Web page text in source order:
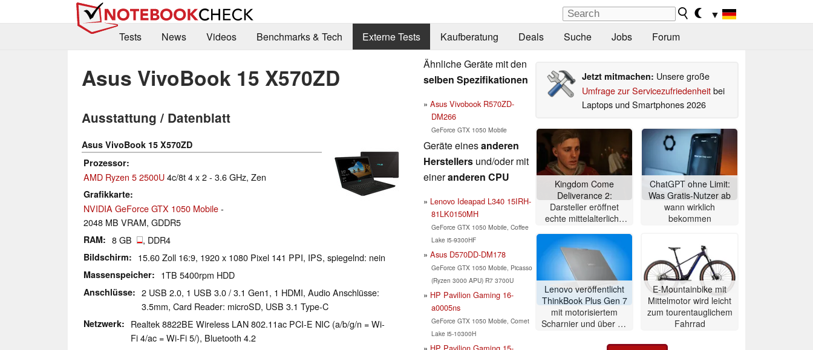
▼
Tests
News Videos Benchmarks & Tech Externe Tests Kaufberatung Deals Suche Jobs Forum
Asus VivoBook 15 X570ZD
Ausstattung / Datenblatt
Asus VivoBook 15 X570ZD
Prozessor
AMD Ryzen 5 2500U4c/8t 4 x 2 - 3.6 GHz, Zen
Grafikkarte
NVIDIA GeForce GTX 1050 Mobile-
2048 MB VRAM, GDDR5
RAM 8 GB , DDR4
Bildschirm 15.60 Zoll 16:9, 1920 x 1080 Pixel 141 PPI, IPS, spiegelnd: nein
Massenspeicher 1TB 5400rpm HDD
Anschlüsse
2 USB 2.0, 1 USB 3.0 / 3.1 Gen1, 1 HDMI, Audio Anschlüsse:
3.5mm, Card Reader: microSD, USB 3.1 Type-C
Netzwerk
Realtek 8822BE Wireless LAN 802.11ac PCI-E NIC (a/b/g/n = Wi-
Fi 4/ac = Wi-Fi 5/), Bluetooth 4.2
Ähnliche Geräte mit den
selben Spezifikationen
Asus Vivobook R570ZD-
DM266
GeForce GTX 1050 Mobile
Geräte einesanderen
Herstellers und/oder mit
eineranderen CPU
Lenovo Ideapad L340 15IRH-
81LK0150MH
GeForce GTX 1050 Mobile, Coffee
Lake i5-9300HF
Asus D570DD-DM178
GeForce GTX 1050 Mobile, Picasso
(Ryzen 3000 APU) R7 3700U
HP Pavilion Gaming 16-
a0005ns
GeForce GTX 1050 Mobile, Comet
Lake i5-10300H
Jetzt mitmachen: Unsere große
Umfrage zur Servicezufriedenheitbei
Laptops und Smartphones 2026
Kingdom Come
Deliverance 2:
Darsteller eröffnet
echte mittelalterliche
ChatGPT ohne Limit:
Was Gratis-Nutzer ab
wann wirklich
bekommen
Lenovo veröffentlicht
ThinkBook Plus Gen 7
mit motorisiertem
Scharnier und über 21
E-Mountainbike mit
Mittelmotor wird leicht
zum tourentauglichem
Fahrrad